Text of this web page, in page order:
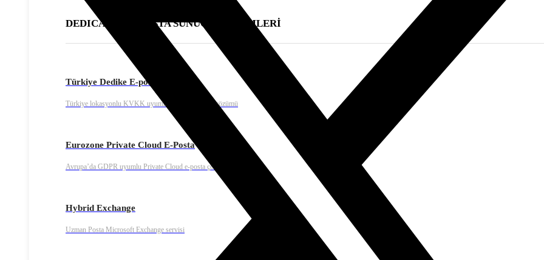
DEDICATED E-POSTA SUNUCU ÇÖZÜMLERİ
Türkiye Dedike E-posta Sunucusu
Türkiye lokasyonlu KVKK uyumlu Dedike e-posta çözümü
Eurozone Private Cloud E-Posta
Avrupa’da GDPR uyumlu Private Cloud e-posta çözümü
Hybrid Exchange
Uzman Posta Microsoft Exchange servisi